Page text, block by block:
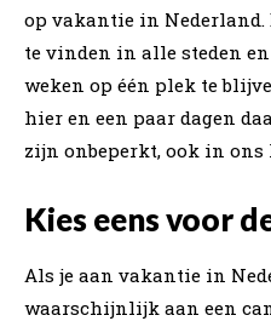
op vakantie in
te vinden in alle steden
weken op één plek te
hier en een paar dagen
zijn onbeperkt, ook in ons
Kies eens voor
Als je aan vakantie in
waarschijnlijk aan een